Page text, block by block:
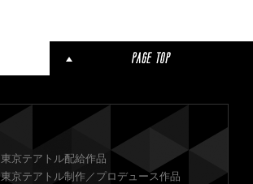
東京テアトル配給作品
東京テアトル制作／プロデュース作品